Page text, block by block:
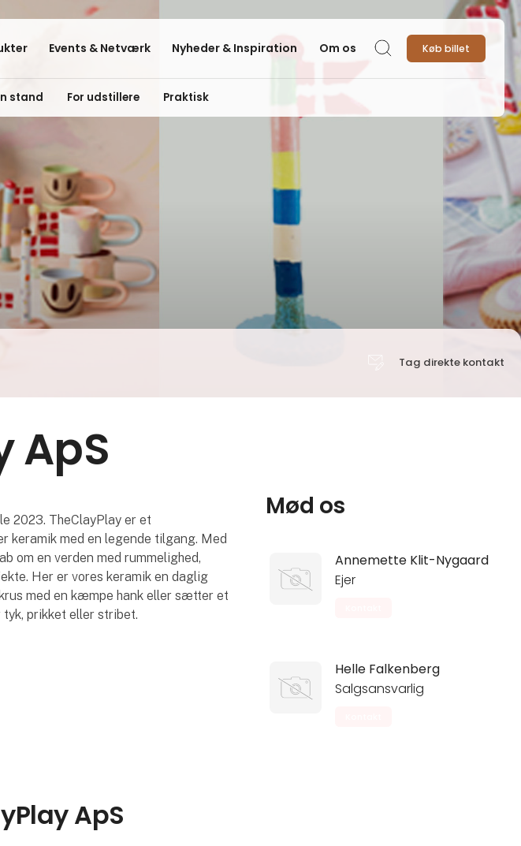
Events & Netværk Nyheder & Inspiration Om os Søg Køb billet
stand For udstillere Praktisk
Tag direkte kontakt
ApS
2023. TheClayPlay er et
keramik med en legende tilgang. Med
om en verden med rummelighed,
Her er vores keramik en daglig
med en kæmpe hank eller sætter et
prikket eller stribet.
Mød os
Annemette Klit-Nygaard
Ejer
Helle Falkenberg
Salgsansvarlig
ApS